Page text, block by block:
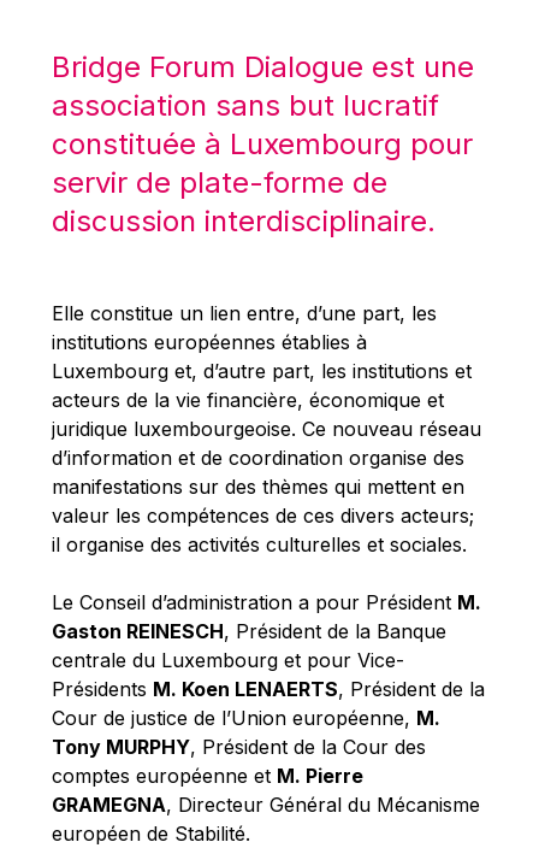
Mario Centeno
Mario Monti
Maroš ŠEFČOVIČ
Martin Bailey
Martine Reicherts
Michael Sohlman
Michel Goedert
Mireille Delmas-Marty
Nobuo Tanaka
Otmar Issing
Paolo Mengozzi
Paschal Donohoe
Pat Cox
Patrizia Nanz
Philippe Maystadt
Pierre Gramegna
Richard Pelly
Robert Goebbels
Robert REYNDERS
Bridge Forum Dialogue est une
association sans but lucratif
constituée à Luxembourg pour
servir de plate-forme de
discussion interdisciplinaire.
Elle constitue un lien entre, d’une part, les
institutions européennes établies à
Luxembourg et, d’autre part, les institutions et
acteurs de la vie financière, économique et
juridique luxembourgeoise. Ce nouveau réseau
d’information et de coordination organise des
manifestations sur des thèmes qui mettent en
valeur les compétences de ces divers acteurs;
il organise des activités culturelles et sociales.
Le Conseil d’administration a pour Président M.
Gaston REINESCH, Président de la Banque
centrale du Luxembourg et pour Vice-
Présidents M. Koen LENAERTS, Président de la
Cour de justice de l’Union européenne, M.
Tony MURPHY, Président de la Cour des
comptes européenne et M. Pierre
GRAMEGNA, Directeur Général du Mécanisme
européen de Stabilité.